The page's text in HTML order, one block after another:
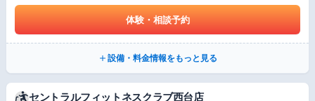
体験・相談予約
設備・料金情報をもっと見る
セントラルフィットネスクラブ西台店